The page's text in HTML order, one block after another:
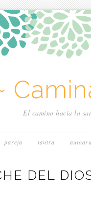
El camino hacia la
pareja tantra
DEL